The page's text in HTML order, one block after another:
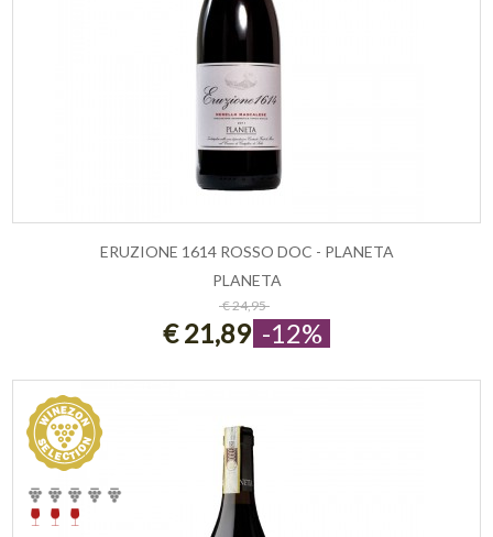
ESAURITO
ERUZIONE 1614 ROSSO DOC - PLANETA
PLANETA
€ 24,95
€ 21,89 -12%